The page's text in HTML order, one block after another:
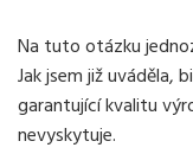
Na tuto otázku
Jak jsem již
garantující kvalitu
nevyskytuje.